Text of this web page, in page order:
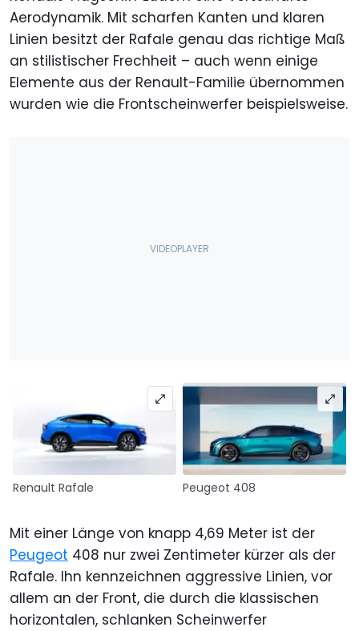
Aerodynamik. Mit scharfen Kanten und klaren
Linien besitzt der Rafale genau das richtige Maß
an stilistischer Frechheit – auch wenn einige
Elemente aus der Renault-Familie übernommen
wurden wie die Frontscheinwerfer beispielsweise.
Renault Rafale Peugeot 408
Mit einer Länge von knapp 4,69 Meter ist der
Peugeot 408 nur zwei Zentimeter kürzer als der
Rafale. Ihn kennzeichnen aggressive Linien, vor
allem an der Front, die durch die klassischen
horizontalen, schlanken Scheinwerfer